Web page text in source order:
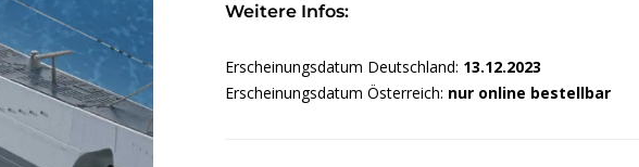
Weitere Infos:
Erscheinungsdatum Deutschland: 13.12.2023
Erscheinungsdatum Österreich: nur online bestellbar